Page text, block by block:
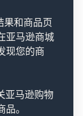
果和商品页
亚马逊商城
现您的商
亚马逊购物
。